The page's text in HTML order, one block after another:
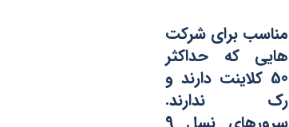
مناسب برای شرکت
هایی که حداکثر
50 کلاینت دارند و
رک ندارند.